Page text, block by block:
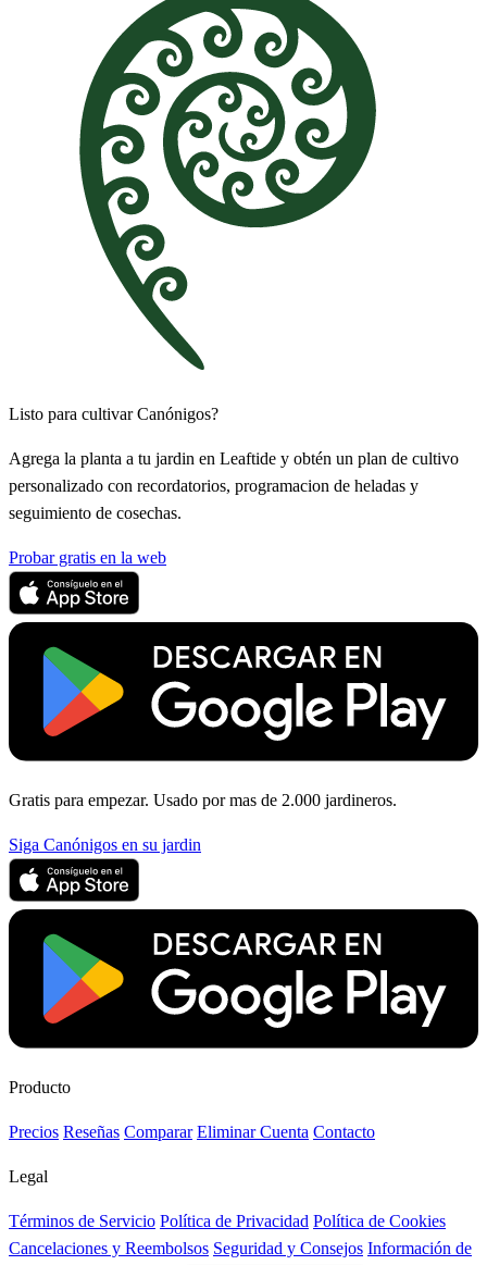
Listo para cultivar Canónigos?
Agrega la planta a tu jardin en Leaftide y obtén un plan de cultivo
personalizado con recordatorios, programacion de heladas y
seguimiento de cosechas.
Probar gratis en la web
Gratis para empezar. Usado por mas de 2.000 jardineros.
Siga Canónigos en su jardin
Producto
Precios Reseñas Comparar Eliminar Cuenta Contacto
Legal
Términos de Servicio Política de Privacidad Política de Cookies
Cancelaciones y Reembolsos Seguridad y Consejos Información de